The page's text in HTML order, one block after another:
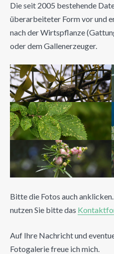
Die seit 2005 bestehende
überarbeiteter Form vor und
nach der Wirtspflanze
oder dem Gallenerzeuger.
Bitte die Fotos auch
nutzen Sie bitte das
Auf Ihre Nachricht und
Fotogalerie freue ich mich.